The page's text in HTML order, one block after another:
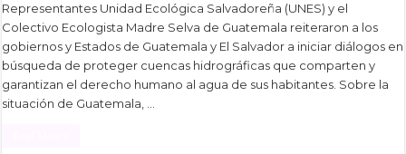
Representantes Unidad Ecológica Salvadoreña (UNES) y el
Colectivo Ecologista Madre Selva de Guatemala reiteraron a los
gobiernos y Estados de Guatemala y El Salvador a iniciar diálogos en
búsqueda de proteger cuencas hidrográficas que comparten y
garantizan el derecho humano al agua de sus habitantes. Sobre la
situación de Guatemala, …